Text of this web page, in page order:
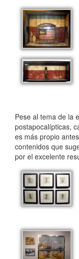
Pese al tema de la
postapocalípticas,
es más propio
contenidos que
por el excelente